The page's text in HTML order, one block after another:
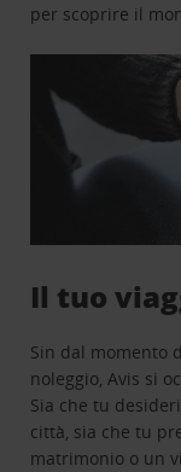
per scoprire il
Il tuo
Sin dal momento
noleggio, Avis si
Sia che tu
città, sia che tu
matrimonio o un